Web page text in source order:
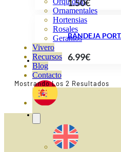
Ornamentales
Hortensias
Rosales
Geranios
Vivero
Recursos
Blog
Contacto
1.50€
BANDEJA
6.99€
Mostrando Los 2 Resultados